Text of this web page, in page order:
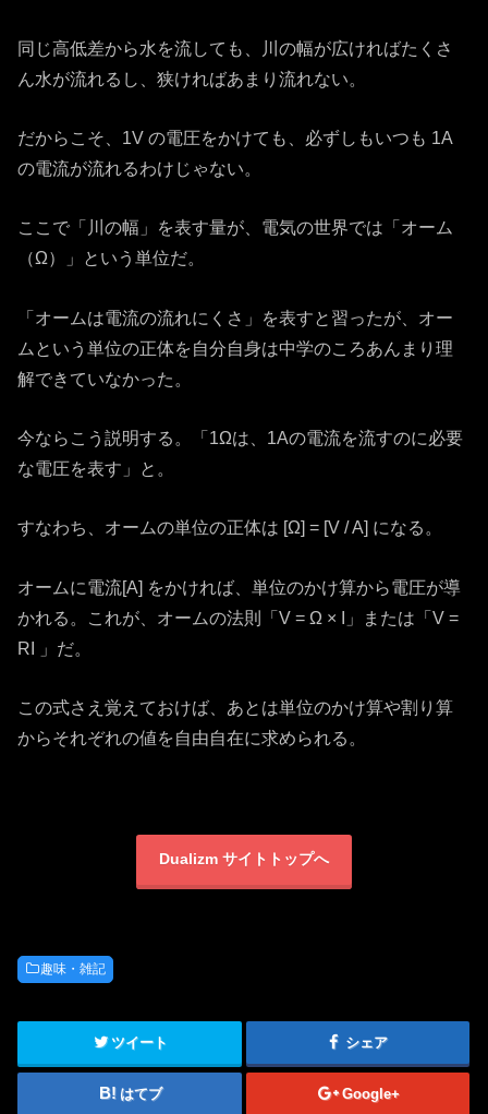
同じ高低差から水を流しても、川の幅が広ければたくさ
ん水が流れるし、狭ければあまり流れない。
だからこそ、1V の電圧をかけても、必ずしもいつも 1A
の電流が流れるわけじゃない。
ここで「川の幅」を表す量が、電気の世界では「オーム
（Ω）」という単位だ。
「オームは電流の流れにくさ」を表すと習ったが、オー
ムという単位の正体を自分自身は中学のころあんまり理
解できていなかった。
今ならこう説明する。「1Ωは、1Aの電流を流すのに必要
な電圧を表す」と。
すなわち、オームの単位の正体は [Ω] = [V / A] になる。
オームに電流[A] をかければ、単位のかけ算から電圧が導
かれる。これが、オームの法則「V = Ω × I」または「V =
RI 」だ。
この式さえ覚えておけば、あとは単位のかけ算や割り算
からそれぞれの値を自由自在に求められる。
Dualizm サイトトップへ
趣味・雑記
ツイート シェア
はてブ Google+